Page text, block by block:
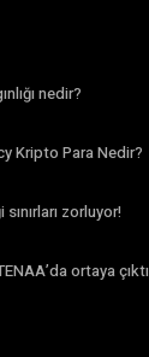
nedir?
Kripto Para Nedir?
zorluyor!
ortaya çıktı